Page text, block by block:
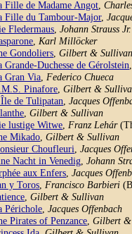
Fille de Madame Angot ,
Fille du Tambour-Major,
Fledermaus ,Johann Strauss Jr.
Karl Millöcker
Gondoliers ,Gilbert & Sullivan
Grande-Duchesse de Gérolstein
Gran Via Federico Chueca
Pinafore ,Gilbert &
de Tulipatan ,Jacques
,Gilbert & Sullivan
lustige Witwe Franz Lehár
Mikado ,Gilbert & Sullivan
Choufleuri ,Jacques
Nacht in Venedig ,Johann
aux Enfers ,Jacques
y Toros Francisco Barbieri
,Gilbert & Sullivan
Périchole ,Jacques Offenbach
Pirates of Penzance ,Gilbert